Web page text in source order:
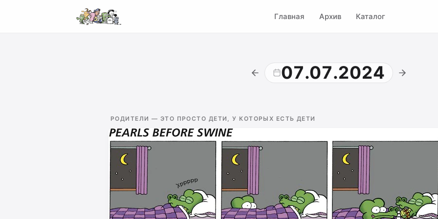
Главная Архив Каталог
07.07.2024
РОДИТЕЛИ — ЭТО ПРОСТО ДЕТИ, У КОТОРЫХ ЕСТЬ ДЕТИ